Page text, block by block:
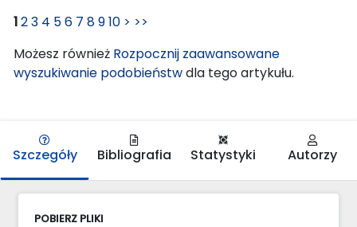
123 4 56 7 8910 > >>
Możesz również Rozpocznij zaawansowane
wyszukiwanie podobieństwdla tego artykułu.
Szczegóły Bibliografia Statystyki Autorzy
POBIERZ PLIKI